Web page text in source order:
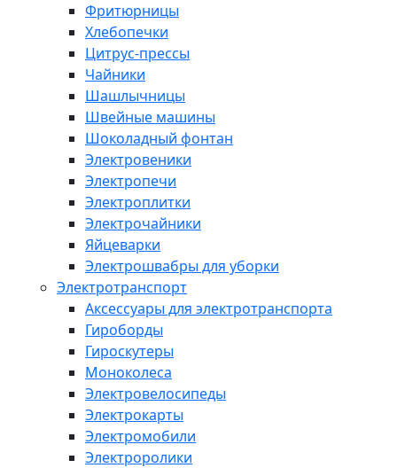
Фритюрницы
Хлебопечки
Цитрус-прессы
Чайники
Шашлычницы
Швейные машины
Шоколадный фонтан
Электровеники
Электропечи
Электроплитки
Электрочайники
Яйцеварки
Электрошвабры для уборки
Электротранспорт
Аксессуары для электротранспорта
Гироборды
Гироскутеры
Моноколеса
Электровелосипеды
Электрокарты
Электромобили
Электроролики